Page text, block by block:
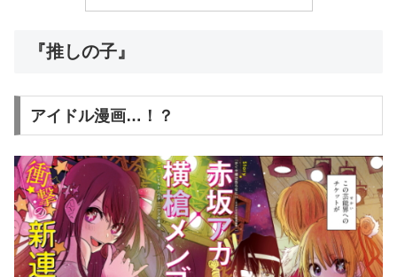
『推しの子』
アイドル漫画…！？